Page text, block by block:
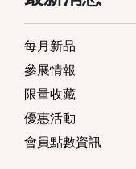
每月新品
參展情報
限量收藏
優惠活動
會員點數資訊